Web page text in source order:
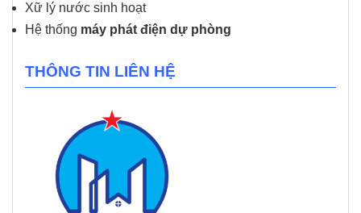
Xữ lý nước sinh hoạt
Hệ thống máy phát điện dự phòng
THÔNG TIN LIÊN HỆ